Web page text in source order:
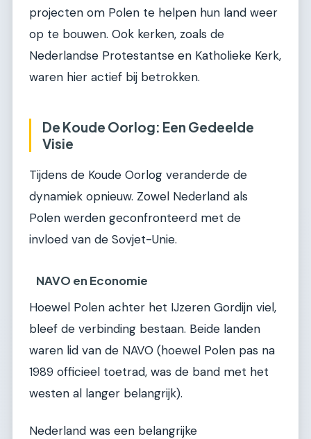
projecten om Polen te helpen hun land weer
op te bouwen. Ook kerken, zoals de
Nederlandse Protestantse en Katholieke Kerk,
waren hier actief bij betrokken.
De Koude Oorlog: Een Gedeelde
Visie
Tijdens de Koude Oorlog veranderde de
dynamiek opnieuw. Zowel Nederland als
Polen werden geconfronteerd met de
invloed van de Sovjet-Unie.
NAVO en Economie
Hoewel Polen achter het IJzeren Gordijn viel,
bleef de verbinding bestaan. Beide landen
waren lid van de NAVO (hoewel Polen pas na
1989 officieel toetrad, was de band met het
westen al langer belangrijk).
Nederland was een belangrijke